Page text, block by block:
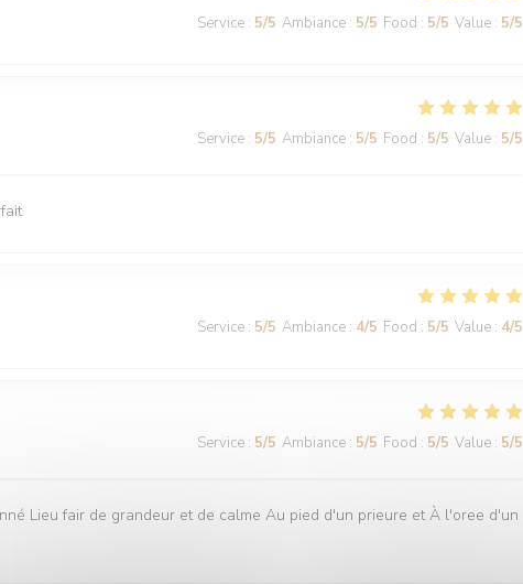
Service : 5/5 Ambiance : 5/5 Food : 5/5 Value : 5/5
Service : 5/5 Ambiance : 5/5 Food : 5/5 Value : 5/5
Service : 5/5 Ambiance : 4/5 Food : 5/5 Value : 4/5
Service : 5/5 Ambiance : 5/5 Food : 5/5 Value : 5/5
Lieu fair de grandeur et de calme Au pied d'un prieure et À l'oree d'un